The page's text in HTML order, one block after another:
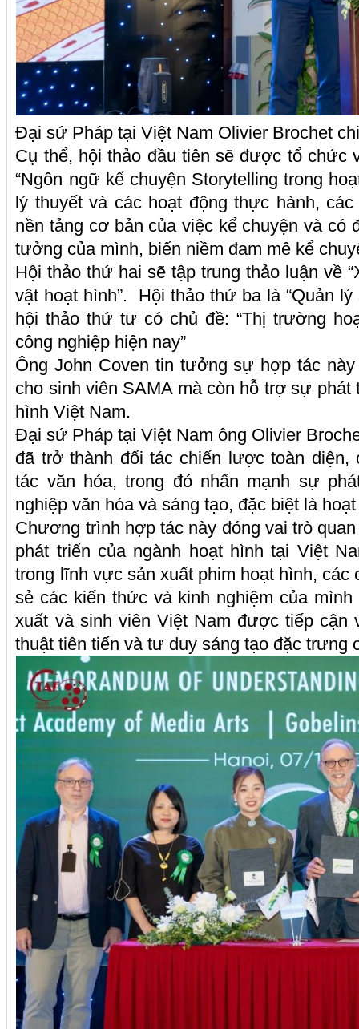
Đại sứ Pháp tại Việt Nam Olivier Brochet
Cụ thể, hội thảo đầu tiên sẽ được tổ chức
“Ngôn ngữ kể chuyện Storytelling trong
lý thuyết và các hoạt động thực hành,
nền tảng cơ bản của việc kể chuyện và
tưởng của mình, biến niềm đam mê kể
Hội thảo thứ hai sẽ tập trung thảo luận về
vật hoạt hình”. Hội thảo thứ ba là “Quản lý
hội thảo thứ tư có chủ đề: “Thị trường
công nghiệp hiện nay”
Ông John Coven tin tưởng sự hợp tác
cho sinh viên SAMA mà còn hỗ trợ sự phát
hình Việt Nam.
Đại sứ Pháp tại Việt Nam ông Olivier
đã trở thành đối tác chiến lược toàn
tác văn hóa, trong đó nhấn mạnh sự
nghiệp văn hóa và sáng tạo, đặc biệt là
Chương trình hợp tác này đóng vai trò
phát triển của ngành hoạt hình tại Việt
trong lĩnh vực sản xuất phim hoạt hình, các
sẻ các kiến thức và kinh nghiệm của
xuất và sinh viên Việt Nam được tiếp cận
thuật tiên tiến và tư duy sáng tạo đặc trưng